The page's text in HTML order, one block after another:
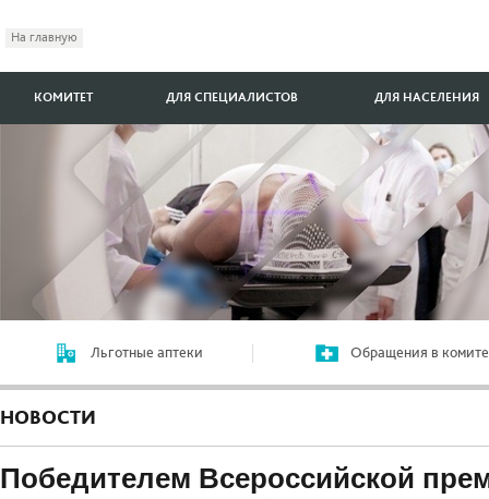
На главную
КОМИТЕТ ДЛЯ СПЕЦИАЛИСТОВ ДЛЯ НАСЕЛЕНИЯ
Льготные аптеки Обращения в
НОВОСТИ
Победителем Всероссийской